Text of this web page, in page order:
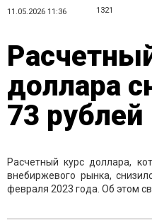
11.05.2026 11:36 1321
доллара
73 рублей
Расчетный курс доллара,
внебиржевого рынка,
февраля 2023 года. Об этом